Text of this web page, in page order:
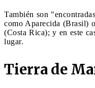
También son
como Aparecida (Brasil)
(Costa Rica); y en este
lugar.
Tierra de